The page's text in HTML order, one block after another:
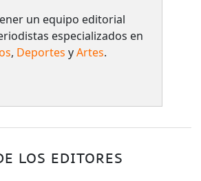
un equipo editorial
especializados en
, Deportes yArtes.
LOS EDITORES